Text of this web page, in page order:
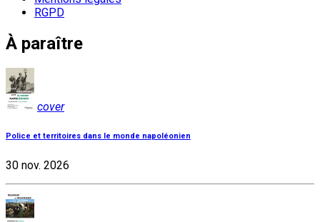
RGPD
À paraître
cover
Police et territoires dans le monde napoléonien
30 nov. 2026